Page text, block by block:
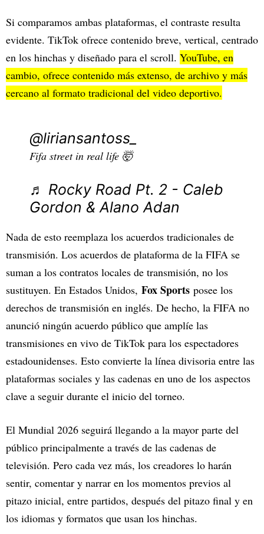
Si comparamos ambas plataformas, el contraste resulta
evidente. TikTok ofrece contenido breve, vertical, centrado
en los hinchas y diseñado para el scroll. YouTube, en
cambio, ofrece contenido más extenso, de archivo y más
cercano al formato tradicional del video deportivo.
@liriansantoss_
Fifa street in real life 🤯
♬ Rocky Road Pt. 2 - Caleb
Gordon & Alano Adan
Nada de esto reemplaza los acuerdos tradicionales de
transmisión. Los acuerdos de plataforma de la FIFA se
suman a los contratos locales de transmisión, no los
sustituyen. En Estados Unidos, Fox Sports posee los
derechos de transmisión en inglés. De hecho, la FIFA no
anunció ningún acuerdo público que amplíe las
transmisiones en vivo de TikTok para los espectadores
estadounidenses. Esto convierte la línea divisoria entre las
plataformas sociales y las cadenas en uno de los aspectos
clave a seguir durante el inicio del torneo.
El Mundial 2026 seguirá llegando a la mayor parte del
público principalmente a través de las cadenas de
televisión. Pero cada vez más, los creadores lo harán
sentir, comentar y narrar en los momentos previos al
pitazo inicial, entre partidos, después del pitazo final y en
los idiomas y formatos que usan los hinchas.